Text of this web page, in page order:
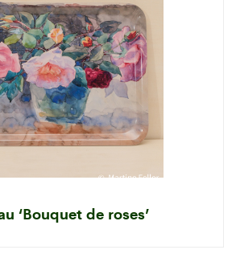
‘Bouquet de roses’